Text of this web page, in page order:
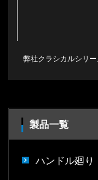
弊社クラシカルシリ
製品一覧
ハンドル廻り